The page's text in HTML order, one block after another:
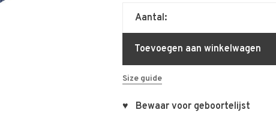
Aantal:
Toevoegen aan winkelwagen
Size guide
♥ Bewaar voor geboortelijst